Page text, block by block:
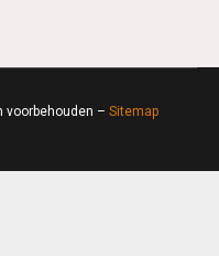
voorbehouden – Sitemap